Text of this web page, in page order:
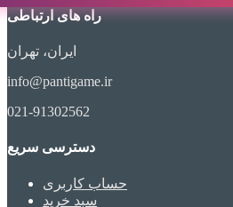
راه های ارتباطی
ایران، تهران
info@pantigame.ir
021-91302562
دسترسی سریع
حساب کاربری
سبد خرید